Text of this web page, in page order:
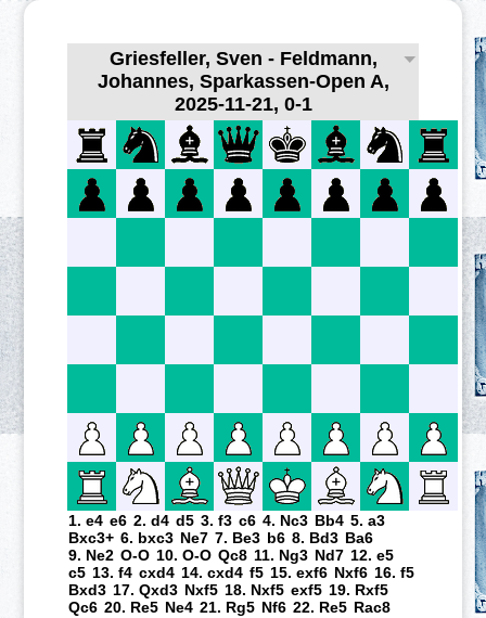
Griesfeller, Sven - Feldmann,
Johannes, Sparkassen-Open A,
2025-11-21, 0-1
1. e4 e6 2. d4 d5 3. f3 c6 4. Nc3 Bb4 5. a3
Bxc3+ 6. bxc3 Ne7 7. Be3 b6 8. Bd3 Ba6
9. Ne2 O-O 10. O-O Qc8 11. Ng3 Nd7 12. e5
c5 13. f4 cxd4 14. cxd4 f5 15. exf6 Nxf6 16. f5
Bxd3 17. Qxd3 Nxf5 18. Nxf5 exf5 19. Rxf5
Qc6 20. Re5 Ne4 21. Rg5 Nf6 22. Re5 Rac8